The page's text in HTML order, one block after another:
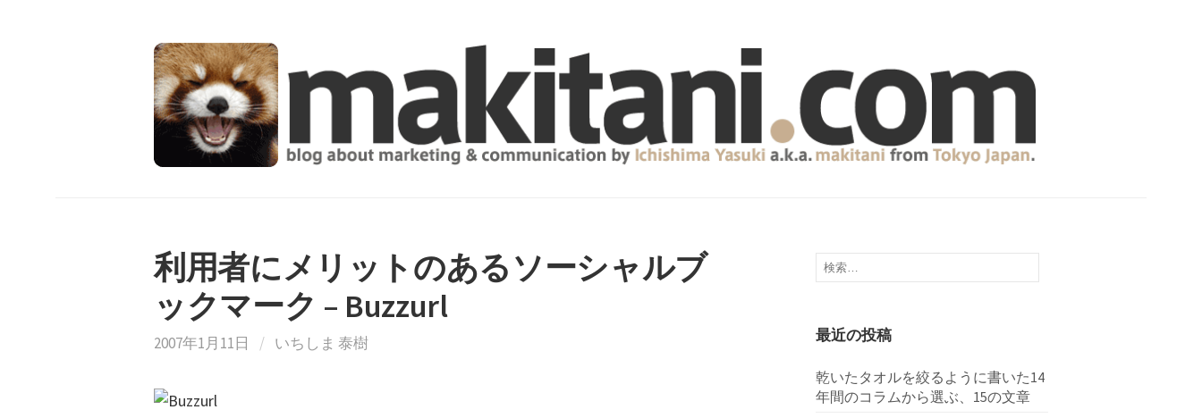
利用者にメリットのあるソーシャルブ
ックマーク – Buzzurl
2007年1月11日 / いちしま 泰樹
検
索:
最近の投稿
乾いたタオルを絞るように書いた14
年間のコラムから選ぶ、15の文章